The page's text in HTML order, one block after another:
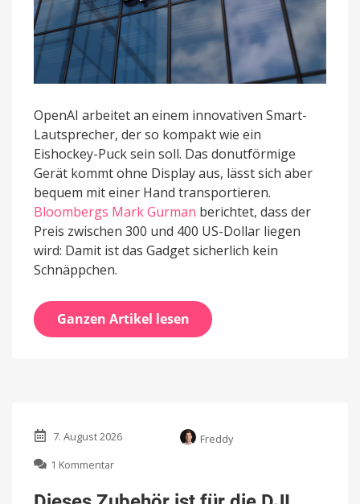
OpenAI arbeitet an einem innovativen Smart-
Lautsprecher, der so kompakt wie ein
Eishockey-Puck sein soll. Das donutförmige
Gerät kommt ohne Display aus, lässt sich aber
bequem mit einer Hand transportieren.
Bloombergs Mark Gurman berichtet, dass der
Preis zwischen 300 und 400 US-Dollar liegen
wird: Damit ist das Gadget sicherlich kein
Schnäppchen.
Ganzen Artikel lesen
7. August 2026
Freddy
1 Kommentar
Zubehör